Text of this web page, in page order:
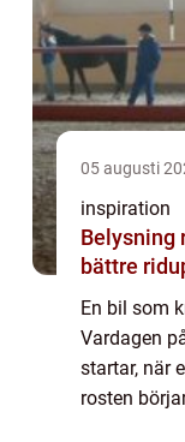
05 augusti
inspiration
Belysning ridhus
bättre
En bil som
Vardagen
startar, när
rosten